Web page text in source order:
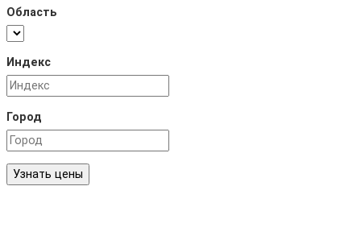
Область
Индекс
Город
Узнать цены